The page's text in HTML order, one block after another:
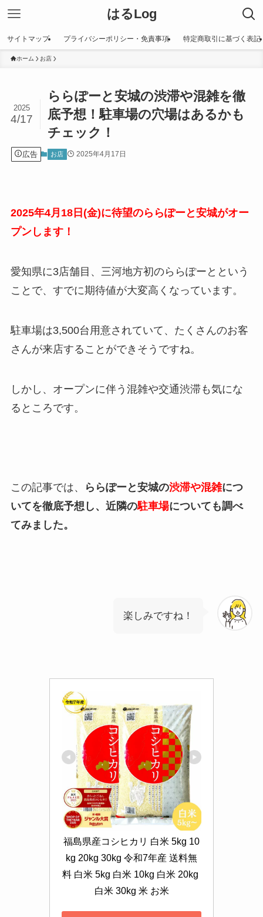
はるLog
サイトマップ プライバシーポリシー・免責事項 特定商取引に基づく表記
ホーム お店
ららぽーと安城の渋滞や混雑を徹
底予想！駐車場の穴場はあるかも
チェック！
2025
4/17
広告 お店 2025年4月17日
2025年4月18日(金)に待望のららぽーと安城がオー
プンします！
愛知県に3店舗目、三河地方初のららぽーとという
ことで、すでに期待値が大変高くなっています。
駐車場は3,500台用意されていて、たくさんのお客
さんが来店することができそうですね。
しかし、オープンに伴う混雑や交通渋滞も気にな
るところです。
この記事では、 ららぽーと安城の渋滞や混雑につ
いてを徹底予想し、近隣の駐車場についても調べ
てみました。
楽しみですね！
福島県産コシヒカリ 白米 5kg 10
kg 20kg 30kg 令和7年産 送料無
料 白米 5kg 白米 10kg 白米 20kg
白米 30kg 米 お米